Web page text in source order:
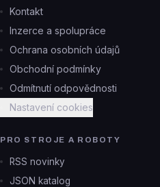
Kontakt
Inzerce a spolupráce
Ochrana osobních údajů
Obchodní podmínky
Odmítnutí odpovědnosti
Nastavení cookies
PRO STROJE A ROBOTY
RSS novinky
JSON katalog